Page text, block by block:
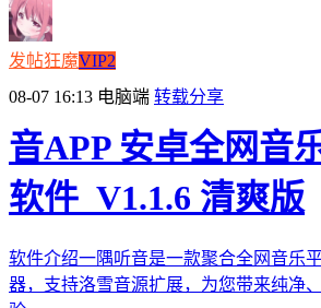
发帖狂魔VIP2
08-07 16:13 电脑端 转载分享
音APP 安卓全网音
软件_V1.1.6 清爽版
软件介绍一隅听音是一款聚合全网音乐
器，支持洛雪音源扩展，为您带来纯净